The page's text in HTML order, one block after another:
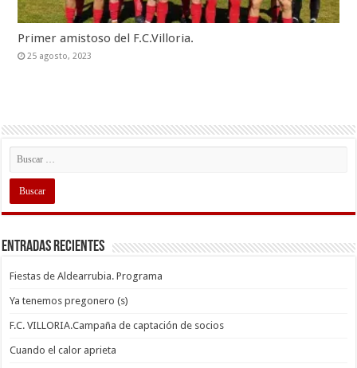
Primer amistoso del F.C.Villoria.
25 agosto, 2023
Entradas recientes
Fiestas de Aldearrubia. Programa
Ya tenemos pregonero (s)
F.C. VILLORIA.Campaña de captación de socios
Cuando el calor aprieta